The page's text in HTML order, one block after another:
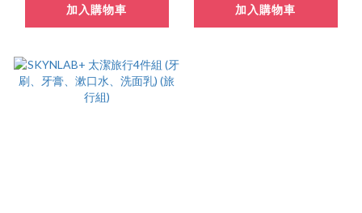
加入購物車 加入購物車